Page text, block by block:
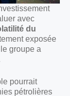
avec
du
exposée
groupe a
pourrait
pétrolières